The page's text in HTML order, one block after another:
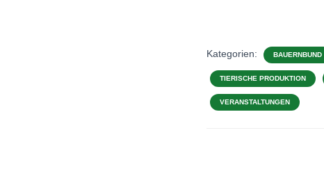
Kategorien: BAUERNBUND
TIERISCHE PRODUKTION
VERANSTALTUNGEN